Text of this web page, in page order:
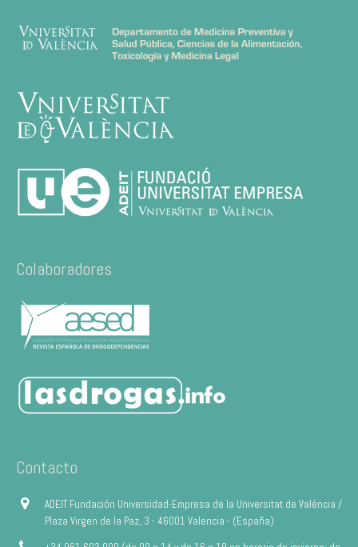
Colaboradores
Contacto
ADEIT Fundación Universidad-Empresa de la Universitat de València /
Plaza Virgen de la Paz, 3 - 46001 Valencia - (España)